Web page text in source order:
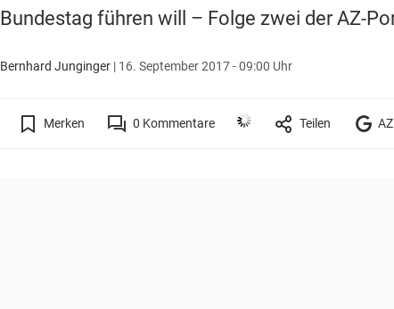
Bundestag führen will – Folge zwei der AZ-
Bernhard Junginger| 16. September 2017 - 09:00 Uhr
Merken 0 Kommentare Teilen